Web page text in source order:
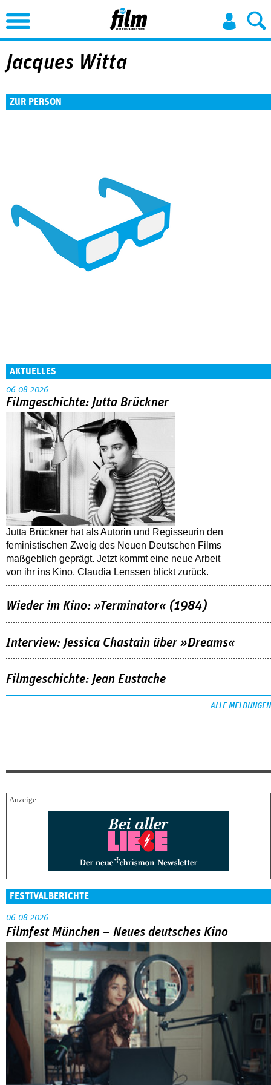
Jump to Navigation
Jacques Witta
ZUR PERSON
AKTUELLES
06.08.2026
Filmgeschichte: Jutta Brückner
Jutta Brückner hat als Autorin und Regisseurin den
feministischen Zweig des Neuen Deutschen Films
maßgeblich geprägt. Jetzt kommt eine neue Arbeit
von ihr ins Kino. Claudia Lenssen blickt zurück.
Wieder im Kino: »Terminator« (1984)
Interview: Jessica Chastain über »Dreams«
Filmgeschichte: Jean Eustache
ALLE MELDUNGEN
FESTIVALBERICHTE
06.08.2026
Filmfest München – Neues deutsches Kino